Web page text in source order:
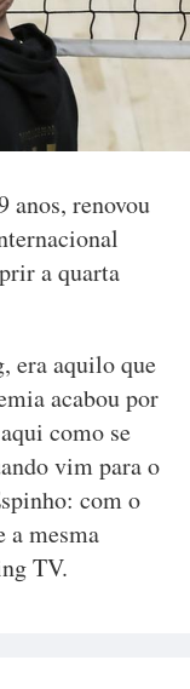
renovou
a quarta
era aquilo que
acabou por
como se
vim para o
com o
a mesma
TV.